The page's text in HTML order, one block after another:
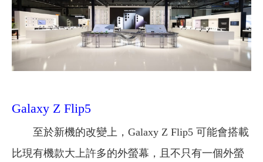
Galaxy Z Flip5
至於新機的改變上，Galaxy Z Flip5 可能會搭載
比現有機款大上許多的外螢幕，且不只有一個外螢